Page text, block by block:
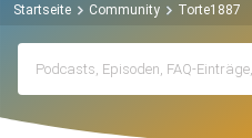
Startseite Community Torte1887